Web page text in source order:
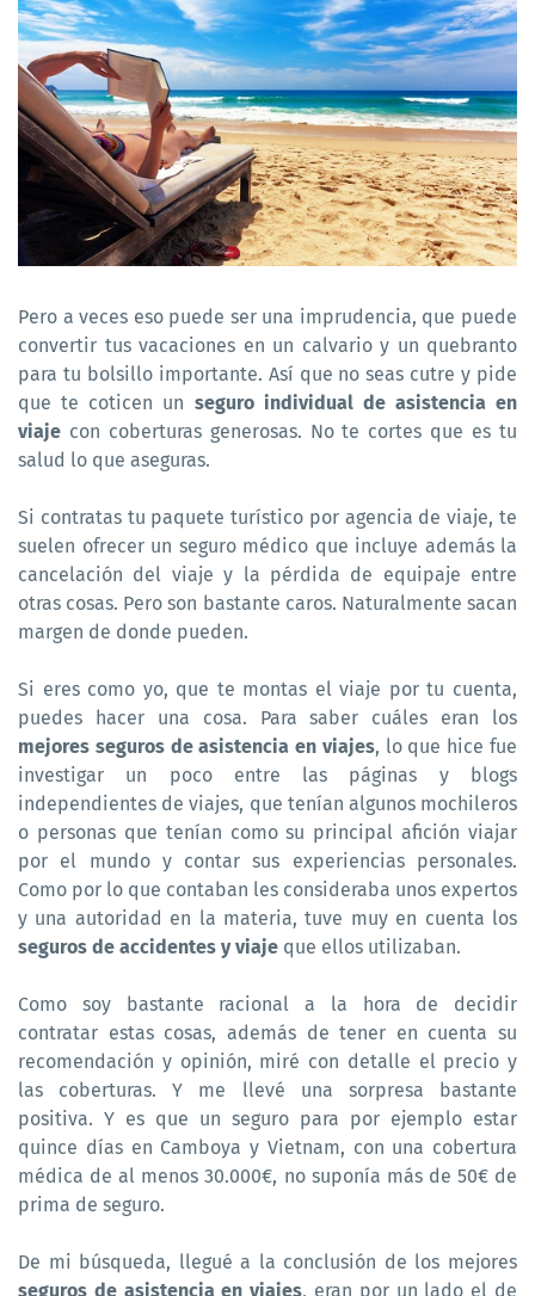
Pero a veces eso puede ser una imprudencia, que puede
convertir tus vacaciones en un calvario y un quebranto
para tu bolsillo importante. Así que no seas cutre y pide
que te coticen un seguro individual de asistencia en
viaje con coberturas generosas. No te cortes que es tu
salud lo que aseguras.
Si contratas tu paquete turístico por agencia de viaje, te
suelen ofrecer un seguro médico que incluye además la
cancelación del viaje y la pérdida de equipaje entre
otras cosas. Pero son bastante caros. Naturalmente sacan
margen de donde pueden.
Si eres como yo, que te montas el viaje por tu cuenta,
puedes hacer una cosa. Para saber cuáles eran los
mejores seguros de asistencia en viajes, lo que hice fue
investigar un poco entre las páginas y blogs
independientes de viajes, que tenían algunos mochileros
o personas que tenían como su principal afición viajar
por el mundo y contar sus experiencias personales.
Como por lo que contaban les consideraba unos expertos
y una autoridad en la materia, tuve muy en cuenta los
seguros de accidentes y viaje que ellos utilizaban.
Como soy bastante racional a la hora de decidir
contratar estas cosas, además de tener en cuenta su
recomendación y opinión, miré con detalle el precio y
las coberturas. Y me llevé una sorpresa bastante
positiva. Y es que un seguro para por ejemplo estar
quince días en Camboya y Vietnam, con una cobertura
médica de al menos 30.000€, no suponía más de 50€ de
prima de seguro.
De mi búsqueda, llegué a la conclusión de los mejores
seguros de asistencia en viajes, eran por un lado el de